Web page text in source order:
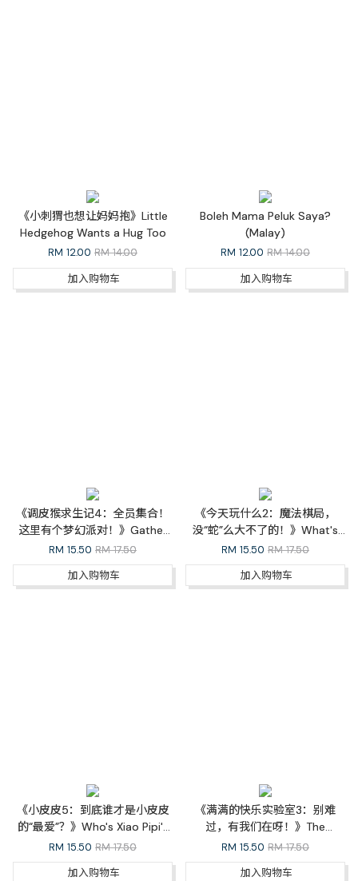
《小刺猬也想让妈妈抱》Little
Hedgehog Wants a Hug Too
RM 12.00 RM 14.00
加入购物车
Boleh Mama Peluk Saya?
(Malay)
RM 12.00 RM 14.00
加入购物车
《调皮猴求生记4：全员集合！
这里有个梦幻派对！》Gather
Around! A Dreamy Party
Awaits!（完结篇）
RM 15.50 RM 17.50
加入购物车
《今天玩什么2：魔法棋局，
没“蛇”么大不了的！》What's
The Game Today 2: The
Enchanted Board Game
RM 15.50 RM 17.50
加入购物车
《小皮皮5：到底谁才是小皮皮
的“最爱”？》Who's Xiao Pipi's
Best Buddy?（完结篇）
RM 15.50 RM 17.50
加入购物车
《满满的快乐实验室3：别难
过，有我们在呀！》The
Happiness Lab 03: We've Got
Your Back（完结篇）
RM 15.50 RM 17.50
加入购物车